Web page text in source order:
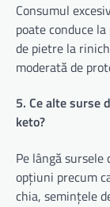
Consumul
poate conduce
de pietre la
moderată de
5. Ce alte surse
keto?
Pe lângă
opțiuni precum
chia, semințele